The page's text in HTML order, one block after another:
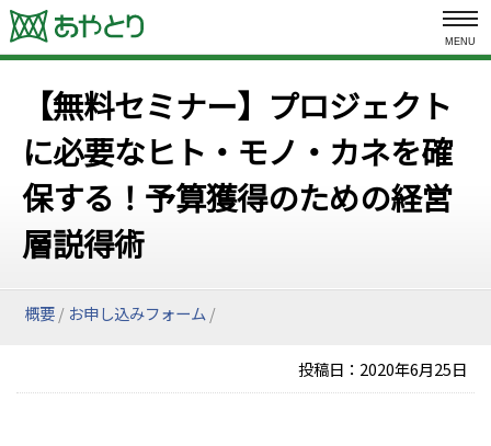
MENU
【無料セミナー】プロジェクト
に必要なヒト・モノ・カネを確
保する！予算獲得のための経営
層説得術
概要/ お申し込みフォーム/
投稿日： 2020年6月25日